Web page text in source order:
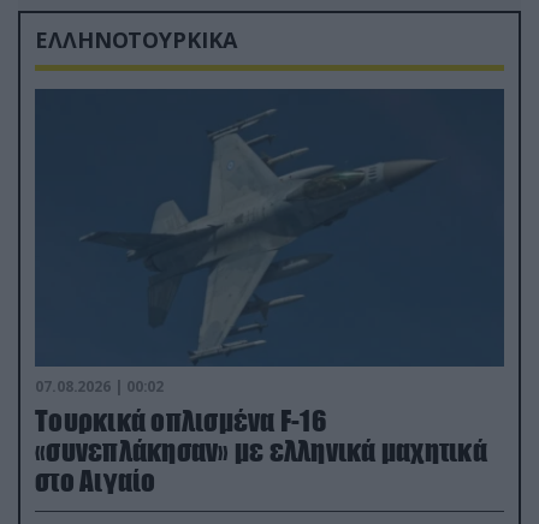
ΕΛΛΗΝΟΤΟΥΡΚΙΚΑ
07.08.2026 | 00:02
Τουρκικά οπλισμένα F-16
«συνεπλάκησαν» με ελληνικά μαχητικά
στο Αιγαίο